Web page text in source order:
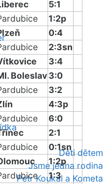
Děti dětem
Jsme jedna rodina
Petr Koukal a Kometa
5:1
1:2p
0:4
2:3sn
3:4
Boleslav3:0
3:2
4:3p
6:0
2:1
0:1sn
1:2p
1:3